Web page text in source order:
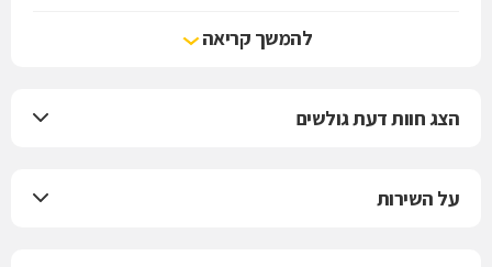
בתהליך העיצוב אנו מתמקדים בגוף האישה, בגזרה ובבדים איכותיים
שיחמיאו לה, ובתהליך ייצור מוקפד.
להמשך קריאה
הצג חוות דעת גולשים
על השירות